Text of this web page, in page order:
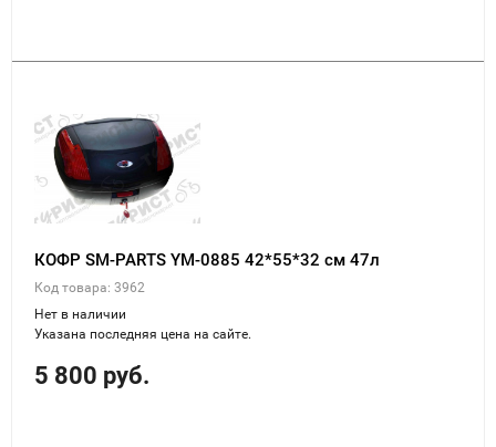
КОФР SM-PARTS YM-0885 42*55*32 см 47л
Код товара: 3962
Нет в наличии
Указана последняя цена на сайте.
5 800 руб.